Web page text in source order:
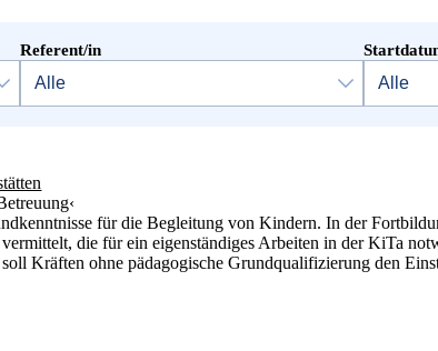
Referent/in
für die Begleitung von Kindern. In der
die für ein eigenständiges Arbeiten in der KiTa
Kräften ohne pädagogische Grundqualifizierung den